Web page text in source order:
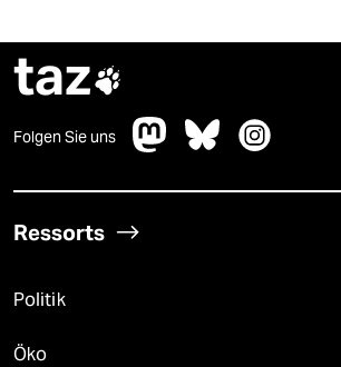
taz
Folgen Sie uns
Ressorts
Politik
Öko